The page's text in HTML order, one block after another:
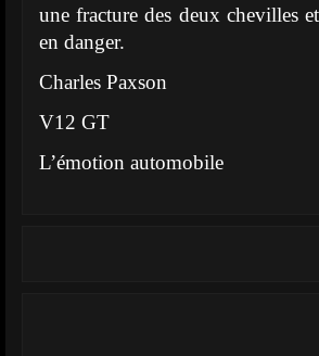
une fracture des deux chevilles
en danger.
Charles Paxson
V12 GT
L’émotion automobile